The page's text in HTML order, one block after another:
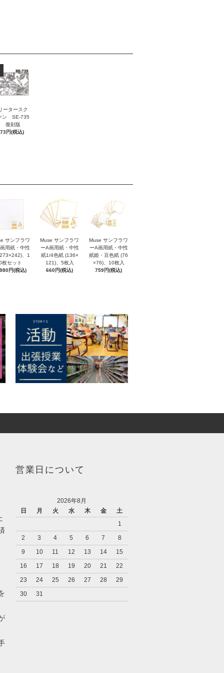
ータースク
ン SE-735
復刻版
円(税込)
サンフラワ
用紙・中性
、1
枚セット
円(税込)
Muse サンフラワ
ーA画用紙・中性
紙1/4色紙 (136×
121)、5枚入
660円(税込)
Muse サンフラワ
ーA画用紙・中性
紙姫・豆色紙 (76
×76)、10枚入
759円(税込)
営業日について
2026年8月
日
月 火 水 木 金
土
1
2
3 4 5 6 7
8
9
10 11 12 13 14
15
16
17 18 19 20 21
22
23
24 25 26 27 28
29
30
31